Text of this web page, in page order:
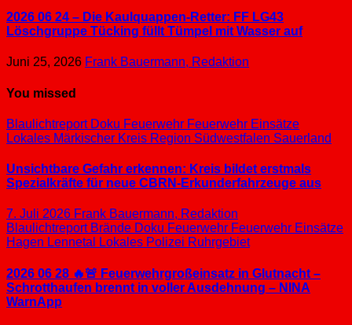
2026 06 24 – Die Kaulquappen-Retter: FF LG43
Löschgruppe Tücking füllt Tümpel mit Wasser auf
Juni 25, 2026 Frank Bauermann, Redaktion
You missed
Blaulichtreport Doku Feuerwehr Feuerwehr Einsätze
Lokales Märkischer Kreis Region Südwestfalen Sauerland
Unsichtbare Gefahr erkennen: Kreis bildet erstmals
Spezialkräfte für neue CBRN-Erkunderfahrzeuge aus
7. Juli 2026 Frank Bauermann, Redaktion
Blaulichtreport Brände Doku Feuerwehr Feuerwehr Einsätze
Hagen Lennetal Lokales Polizei Ruhrgebiet
2026 06 28 🔥🚨 Feuerwehrgroßeinsatz in Glutnacht –
Schrotthaufen brennt in voller Ausdehnung – NINA
WarnApp